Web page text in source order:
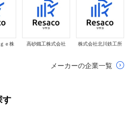
ｅ株
高砂鐵工株式会社 株式会社北川鉄工所
メーカーの企業一覧
す